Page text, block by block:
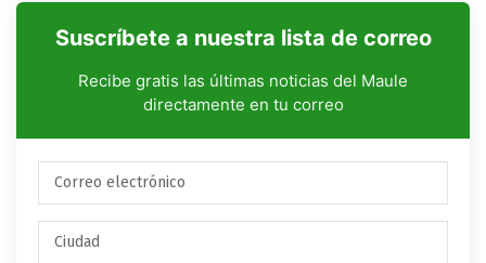
Suscríbete a nuestra lista de correo
Recibe gratis las últimas noticias del Maule
directamente en tu correo